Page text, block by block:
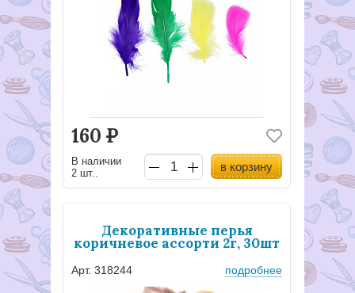
160 Р
В наличии
2 шт..
в корзину
Декоративные перья
коричневое ассорти 2г, 30шт
Арт. 318244 подробнее